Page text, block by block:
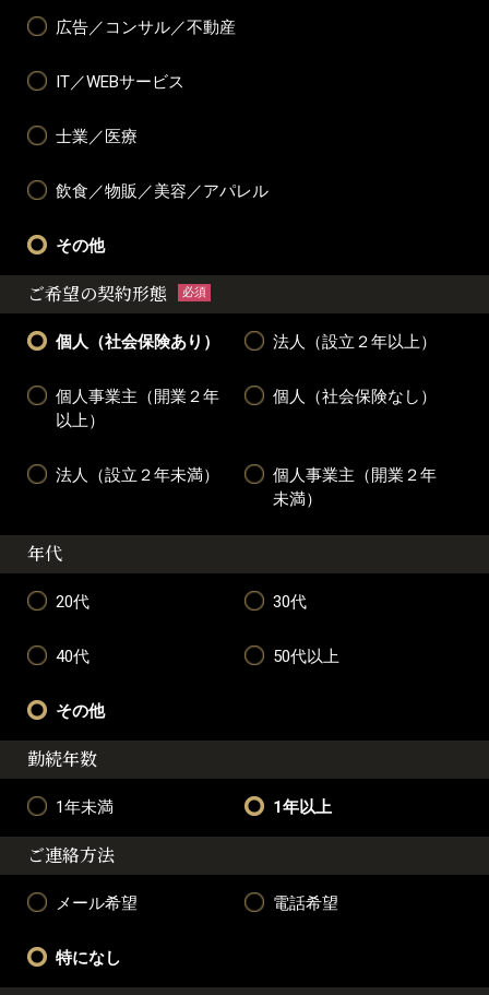
広告／コンサル／不動産
IT／WEBサービス
士業／医療
飲食／物販／美容／アパレル
その他
ご希望の契約形態 必須
個人（社会保険あり） 法人（設立２年以上）
個人事業主（開業２年
以上）
個人（社会保険なし）
法人（設立２年未満）
個人事業主（開業２年
未満）
年代
20代 30代
40代 50代以上
その他
勤続年数
1年未満 1年以上
ご連絡方法
メール希望 電話希望
特になし